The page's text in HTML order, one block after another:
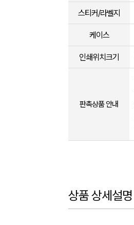
스티커/라벨지
케이스
인쇄위치크기
판촉상품 안내
상품 상세설명